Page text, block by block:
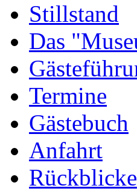
Stillstand
Das
Termine
Gästebuch
Anfahrt
Rückblicke